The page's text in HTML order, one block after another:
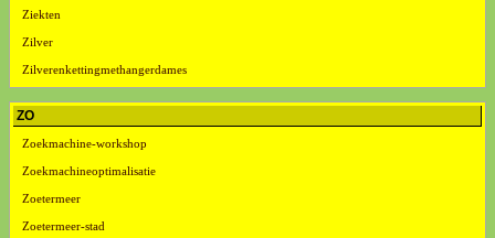
Ziekten
Zilver
Zilverenkettingmethangerdames
ZO
Zoekmachine-workshop
Zoekmachineoptimalisatie
Zoetermeer
Zoetermeer-stad